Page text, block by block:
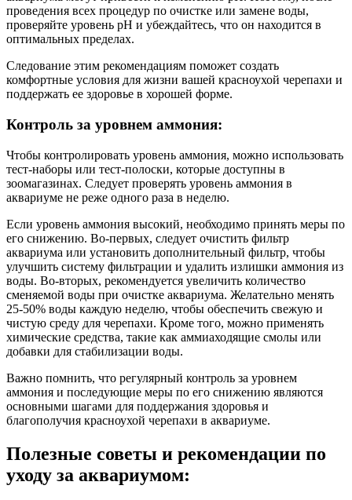
проведения всех процедур по очистке или замене воды,
проверяйте уровень pH и убеждайтесь, что он находится в
оптимальных пределах.
Следование этим рекомендациям поможет создать
комфортные условия для жизни вашей красноухой черепахи и
поддержать ее здоровье в хорошей форме.
Контроль за уровнем аммония:
Чтобы контролировать уровень аммония, можно использовать
тест-наборы или тест-полоски, которые доступны в
зоомагазинах. Следует проверять уровень аммония в
аквариуме не реже одного раза в неделю.
Если уровень аммония высокий, необходимо принять меры по
его снижению. Во-первых, следует очистить фильтр
аквариума или установить дополнительный фильтр, чтобы
улучшить систему фильтрации и удалить излишки аммония из
воды. Во-вторых, рекомендуется увеличить количество
сменяемой воды при очистке аквариума. Желательно менять
25-50% воды каждую неделю, чтобы обеспечить свежую и
чистую среду для черепахи. Кроме того, можно применять
химические средства, такие как аммиаходящие смолы или
добавки для стабилизации воды.
Важно помнить, что регулярный контроль за уровнем
аммония и последующие меры по его снижению являются
основными шагами для поддержания здоровья и
благополучия красноухой черепахи в аквариуме.
Полезные советы и рекомендации по
уходу за аквариумом: